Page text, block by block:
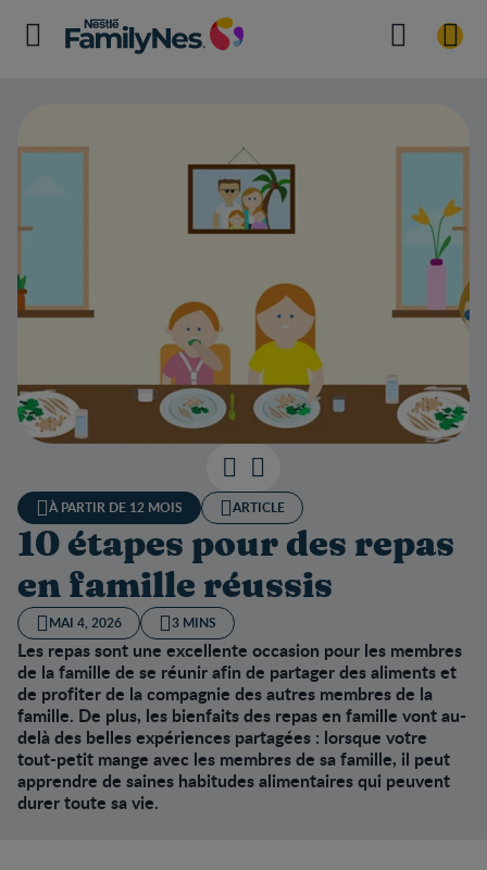
À PARTIR DE 12 MOIS ARTICLE
10 étapes pour des repas
en famille réussis
MAI 4, 2026 3 MINS
Les repas sont une excellente occasion pour les membres
de la famille de se réunir afin de partager des aliments et
de profiter de la compagnie des autres membres de la
famille. De plus, les bienfaits des repas en famille vont au-
delà des belles expériences partagées : lorsque votre
tout-petit mange avec les membres de sa famille, il peut
apprendre de saines habitudes alimentaires qui peuvent
durer toute sa vie.